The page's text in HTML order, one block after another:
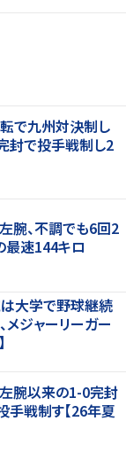
で九州対決制し
封で投手戦制し2
腕、不調でも6回2
最速144キロ
大学で野球継続
メジャーリーガー
腕以来の1-0完封
手戦制す【26年夏